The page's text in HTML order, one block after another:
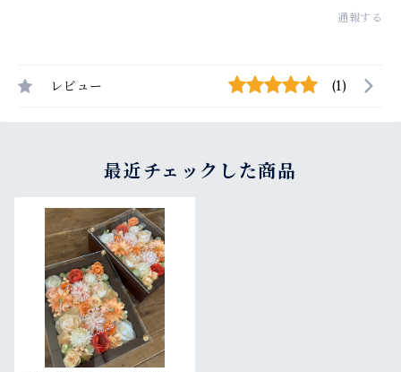
通報する
レビュー (1)
最近チェックした商品